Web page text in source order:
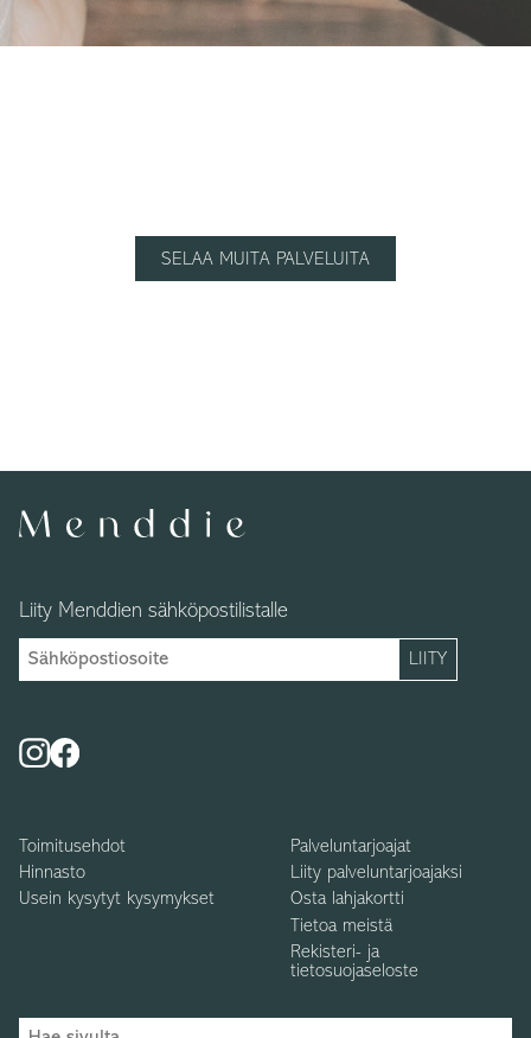
SELAA MUITA PALVELUITA
Liity Menddien sähköpostilistalle
Toimitusehdot
Hinnasto
Usein kysytyt kysymykset
Palveluntarjoajat
Liity palveluntarjoajaksi
Osta lahjakortti
Tietoa meistä
Rekisteri- ja
tietosuojaseloste